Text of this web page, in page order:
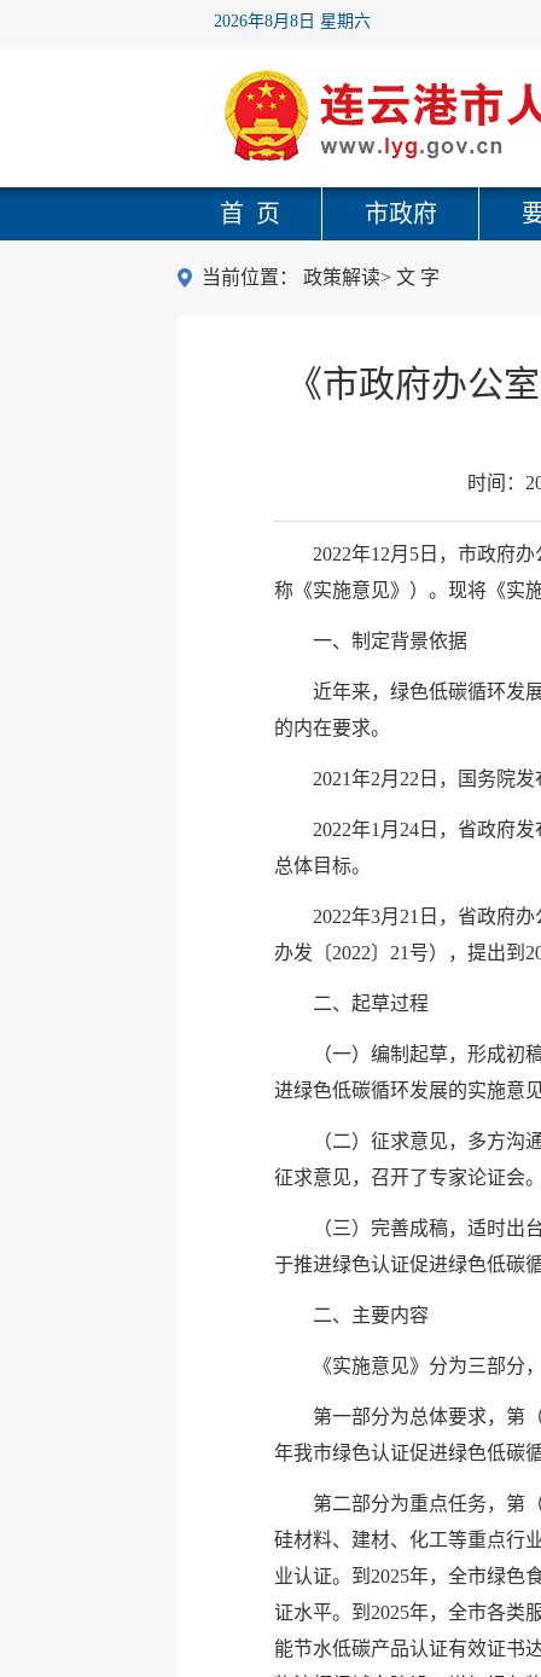
2026年8月8日 星期六
首 页 市政府
当前位置： 政策解读> 文 字
《市政府办公
时间：
2022年12月5日，市政府
称《实施意见》）。现将《实
一、制定背景依据
近年来，绿色低碳循环发
的内在要求。
2021年2月22日，国务院
2022年1月24日，省政府
总体目标。
2022年3月21日，省政府
办发〔2022〕21号），提出到
二、起草过程
（一）编制起草，形成初
进绿色低碳循环发展的实施意
（二）征求意见，多方沟
征求意见，召开了专家论证会
（三）完善成稿，适时出
于推进绿色认证促进绿色低碳
二、主要内容
《实施意见》分为三部分
第一部分为总体要求，第
年我市绿色认证促进绿色低碳
第二部分为重点任务，第
硅材料、建材、化工等重点行
业认证。到2025年，全市绿色
证水平。到2025年，全市各类
能节水低碳产品认证有效证书